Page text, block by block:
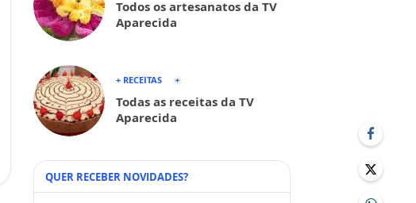
Todos os artesanatos da TV
Aparecida
+ RECEITAS
Todas as receitas da TV
Aparecida
QUER RECEBER NOVIDADES?